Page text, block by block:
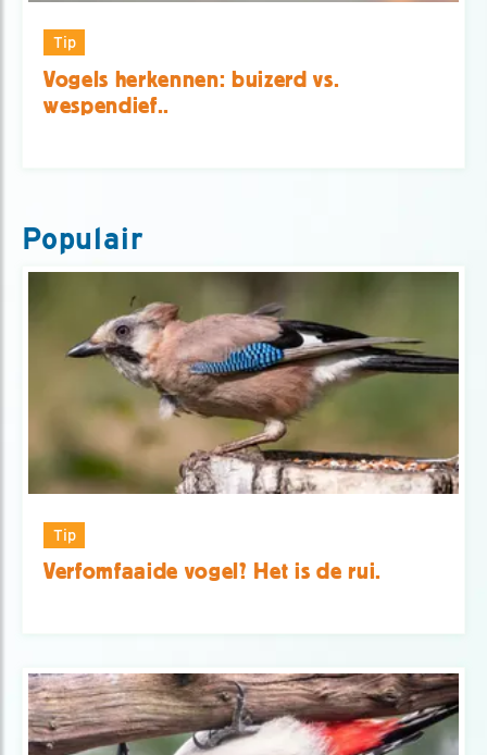
Tip
Vogels herkennen: buizerd vs.
wespendief..
Populair
Tip
Verfomfaaide vogel? Het is de rui.